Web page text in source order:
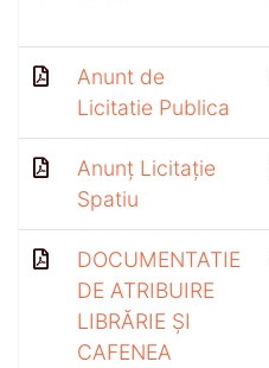
Anunt de
Licitatie Publica
Anunț Licitație
Spatiu
DOCUMENTATIE
DE ATRIBUIRE
LIBRĂRIE ȘI
CAFENEA